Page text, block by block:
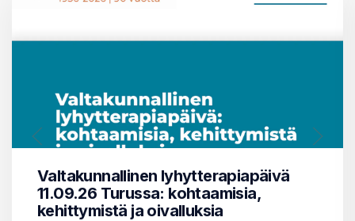
Valtakunnallinen lyhytterapiapäivä
11.09.26 Turussa: kohtaamisia,
kehittymistä ja oivalluksia